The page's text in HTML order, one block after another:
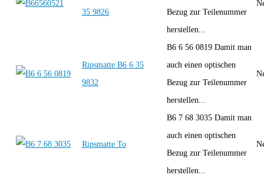
35 9826
Bezug zur Teilenummer
herstellen...
Ripsmatte B6 6 35
9832
B6 6 56 0819 Damit man
auch einen optischen
Bezug zur Teilenummer
herstellen...
Ripsmatte To
B6 7 68 3035 Damit man
auch einen optischen
Bezug zur Teilenummer
herstellen...